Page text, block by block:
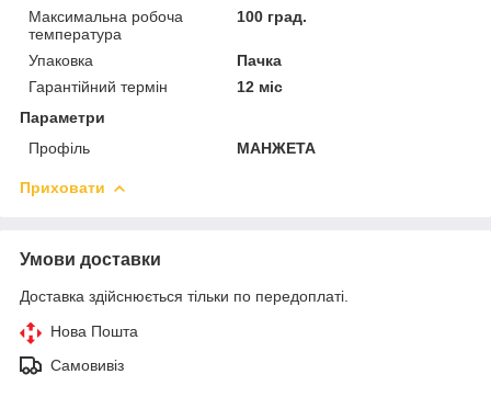
Максимальна робоча
температура
100 град.
Упаковка
Пачка
Гарантійний термін
12 міс
Параметри
Профіль
МАНЖЕТА
Приховати
Умови доставки
Доставка здійснюється тільки по передоплаті.
Нова Пошта
Самовивіз